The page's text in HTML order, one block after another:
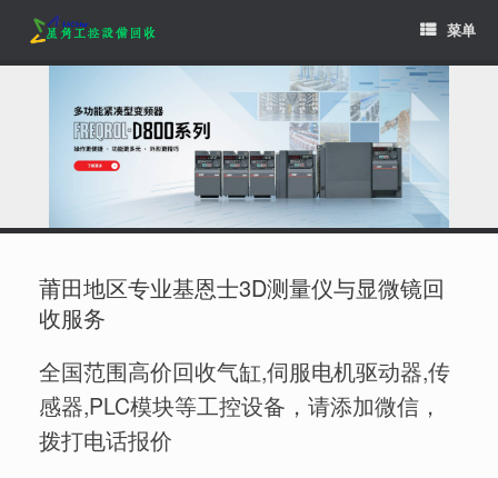
content
菜单
莆田地区专业基恩士3D测量仪与显微镜回
收服务
全国范围高价回收气缸,伺服电机驱动器,传
感器,PLC模块等工控设备，请添加微信，
拨打电话报价